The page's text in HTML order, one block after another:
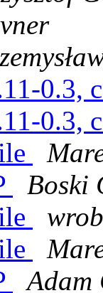
0.3,
0.3,
Boski
Adam